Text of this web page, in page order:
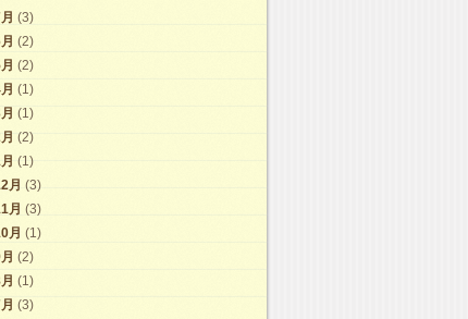
(3)
(2)
(2)
(1)
(1)
(2)
(1)
月 (3)
月 (3)
月 (1)
(2)
(1)
(3)